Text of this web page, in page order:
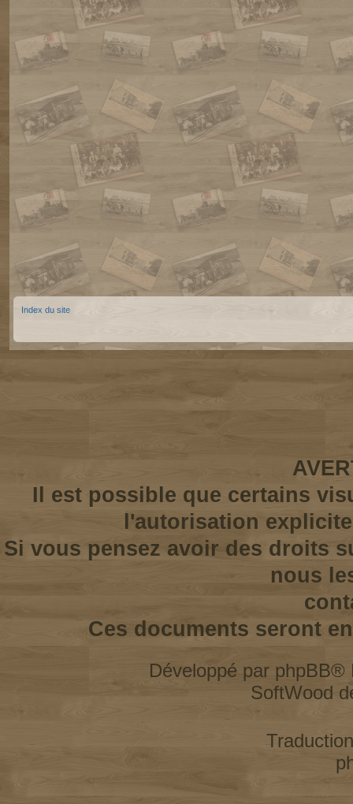
Index du site
Il est possible que certains
l'autorisation
Si vous pensez avoir des droits
nous
Ces documents seront
Développé par phpBB®
SoftWood